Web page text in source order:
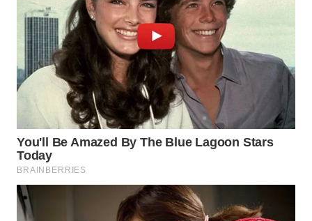
WAHANA
TANI
WAHANA
ADVOKAT
WAHANA
INFRASTRUKTUR
WAHANA
KONSUMEN